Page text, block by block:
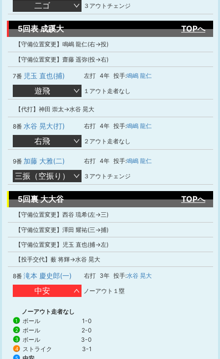
二ゴ ３アウトチェンジ
5回表 成蹊大 TOPへ
【守備位置変更】鳴嶋 龍仁(右→投)
【守備位置変更】齋藤 遥弥(投→右)
7番 児玉 直也(捕) 左打 4年 投手:鳴嶋 龍仁
遊飛 １アウト走者なし
【代打】神田 崇太→水谷 晃大
8番 水谷 晃大(打) 右打 4年 投手:鳴嶋 龍仁
右飛 ２アウト走者なし
9番 加藤 大雅(二) 右打 4年 投手:鳴嶋 龍仁
三振（空振り） ３アウトチェンジ
5回裏 大大谷 TOPへ
【守備位置変更】西谷 琉希(左→三)
【守備位置変更】澤田 耀祐(三→捕)
【守備位置変更】児玉 直也(捕→左)
【投手交代】薮 将輝→水谷 晃大
8番 滝本 慶史郎(一) 右打 3年 投手:水谷 晃大
中安 ノーアウト１塁
ノーアウト走者なし
1 ボール 1-0
2 ボール 2-0
3 ボール 3-0
4 ストライク 3-1